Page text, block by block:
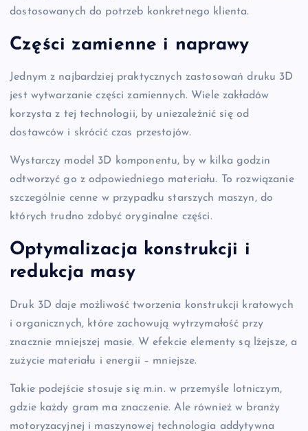
dostosowanych do potrzeb konkretnego klienta.
Części zamienne i naprawy
Jednym z najbardziej praktycznych zastosowań druku 3D
jest wytwarzanie części zamiennych. Wiele zakładów
korzysta z tej technologii, by uniezależnić się od
dostawców i skrócić czas przestojów.
Wystarczy model 3D komponentu, by w kilka godzin
odtworzyć go z odpowiedniego materiału. To rozwiązanie
szczególnie cenne w przypadku starszych maszyn, do
których trudno zdobyć oryginalne części.
Optymalizacja konstrukcji i
redukcja masy
Druk 3D daje możliwość tworzenia konstrukcji kratowych
i organicznych, które zachowują wytrzymałość przy
znacznie mniejszej masie. W efekcie elementy są lżejsze, a
zużycie materiału i energii – mniejsze.
Takie podejście stosuje się m.in. w przemyśle lotniczym,
gdzie każdy gram ma znaczenie. Ale również w branży
motoryzacyjnej i maszynowej technologia addytywna